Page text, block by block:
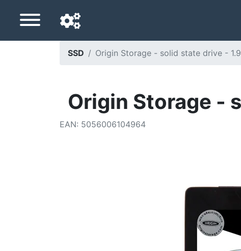
Pays de livraison
SSD Origin Storage - solid state drive -
Origin Storage -
EAN: 5056006104964